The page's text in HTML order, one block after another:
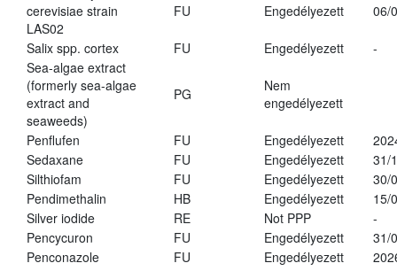
cerevisiae strain
LAS02
FU Engedélyezett 06/
Salix spp. cortex FU Engedélyezett
-
Sea-algae extract
(formerly sea-algae
extract and
seaweeds)
PG
Nem
engedélyezett
Penflufen FU Engedélyezett
Sedaxane
FU Engedélyezett
31/
Silthiofam
FU Engedélyezett
30/
Pendimethalin
HB Engedélyezett
15/
Silver iodide
RE Not PPP
-
Pencycuron
FU Engedélyezett
31/
Penconazole
FU Engedélyezett